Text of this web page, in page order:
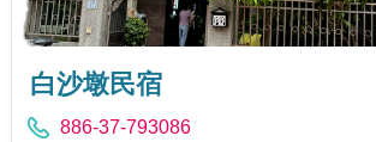
白沙墩民宿
886-37-793086